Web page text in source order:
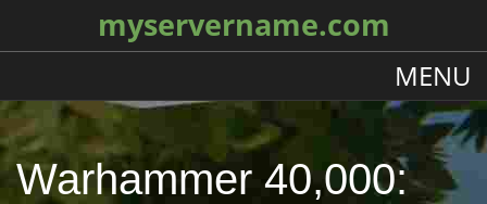
myservername.com
MENU
Warhammer 40,000: